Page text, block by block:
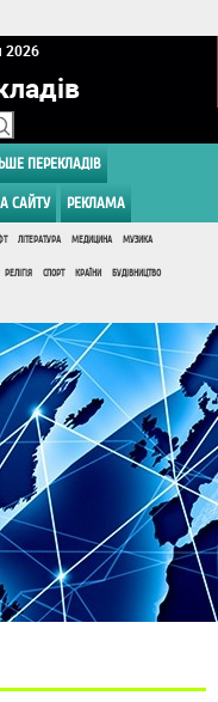
2026
ПЕРЕКЛАДІВ
САЙТУ РЕКЛАМА
ЛІТЕРАТУРА МЕДИЦИНА МУЗИКА
РЕЛІГІЯ СПОРТ КРАЇНИ БУДІВНИЦТВО